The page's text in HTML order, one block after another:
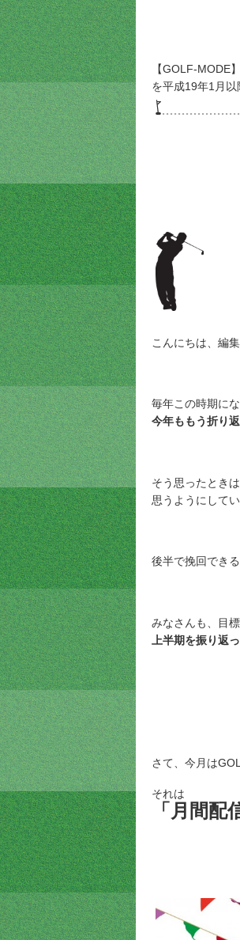
【GOLF-MODE
を平成19年1月
こんにちは、編
毎年この時期に
今年ももう折り
そう思ったとき
思うようにして
後半で挽回でき
みなさんも、目
上半期を振り返
さて、今月は
それは
「月間配